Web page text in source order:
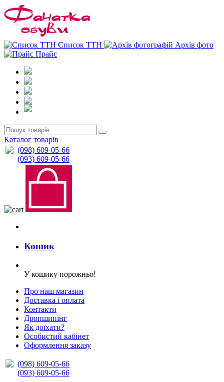
Список ТТН
Архів фото
Прайс
Каталог товарів
(098) 609-05-66
(093) 609-05-66
Кошик
У кошику порожньо!
Про наш магазин
Доставка і оплата
Контакти
Дропшипінг
Як доїхати?
Особистий кабінет
Оформлення заказу
(098) 609-05-66
(093) 609-05-66